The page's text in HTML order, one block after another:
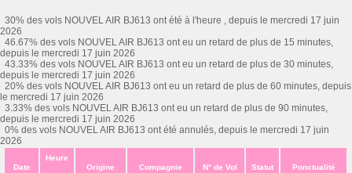
30% des vols NOUVEL AIR BJ613 ont été à l'heure , depuis le mercredi 17 juin
2026
46.67% des vols NOUVEL AIR BJ613 ont eu un retard de plus de 15 minutes,
depuis le mercredi 17 juin 2026
43.33% des vols NOUVEL AIR BJ613 ont eu un retard de plus de 30 minutes,
depuis le mercredi 17 juin 2026
20% des vols NOUVEL AIR BJ613 ont eu un retard de plus de 60 minutes, depuis
le mercredi 17 juin 2026
3.33% des vols NOUVEL AIR BJ613 ont eu un retard de plus de 90 minutes,
depuis le mercredi 17 juin 2026
0% des vols NOUVEL AIR BJ613 ont été annulés, depuis le mercredi 17 juin
2026
Date
Heure
Origine Compagnie N° de Vol Statut Ponctualité